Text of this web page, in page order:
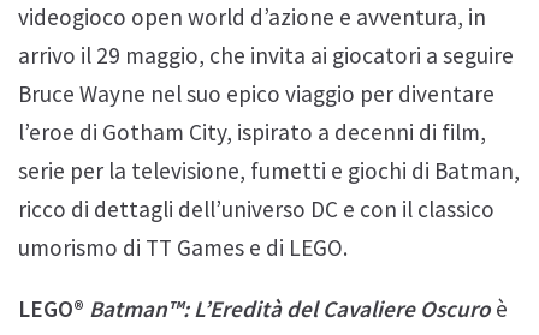
videogioco open world d’azione e avventura, in
arrivo il 29 maggio, che invita ai giocatori a seguire
Bruce Wayne nel suo epico viaggio per diventare
l’eroe di Gotham City, ispirato a decenni di film,
serie per la televisione, fumetti e giochi di Batman,
ricco di dettagli dell’universo DC e con il classico
umorismo di TT Games e di LEGO.
LEGO® Batman™: L’Eredità del Cavaliere Oscuro è